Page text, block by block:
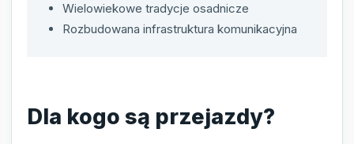
Wielowiekowe tradycje osadnicze
Rozbudowana infrastruktura komunikacyjna
Dla kogo są przejazdy?